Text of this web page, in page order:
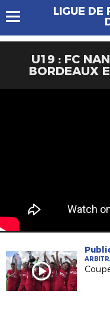
LIGUE DE
U19 : FC
BORDEAUX